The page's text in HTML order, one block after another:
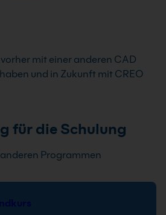
mit einer anderen CAD
und in Zukunft mit CREO
für die Schulung
Programmen